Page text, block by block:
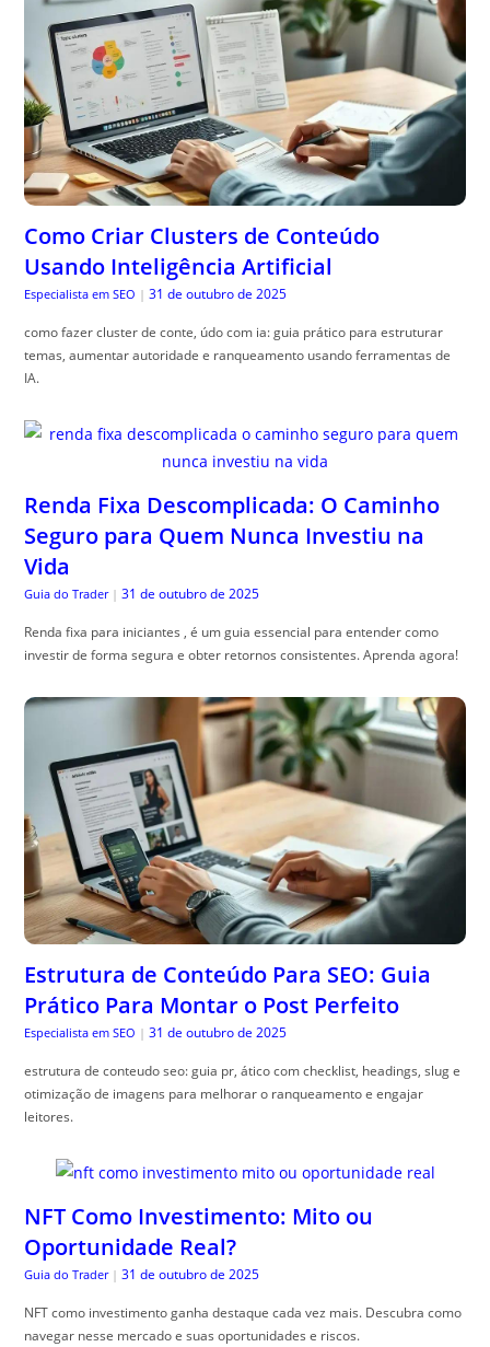
Como Criar Clusters de Conteúdo
Usando Inteligência Artificial
Especialista em SEO | 31 de outubro de 2025
como fazer cluster de conte, údo com ia: guia prático para estruturar
temas, aumentar autoridade e ranqueamento usando ferramentas de
IA.
Renda Fixa Descomplicada: O Caminho
Seguro para Quem Nunca Investiu na
Vida
Guia do Trader | 31 de outubro de 2025
Renda fixa para iniciantes , é um guia essencial para entender como
investir de forma segura e obter retornos consistentes. Aprenda agora!
Estrutura de Conteúdo Para SEO: Guia
Prático Para Montar o Post Perfeito
Especialista em SEO | 31 de outubro de 2025
estrutura de conteudo seo: guia pr, ático com checklist, headings, slug e
otimização de imagens para melhorar o ranqueamento e engajar
leitores.
NFT Como Investimento: Mito ou
Oportunidade Real?
Guia do Trader | 31 de outubro de 2025
NFT como investimento ganha destaque cada vez mais. Descubra como
navegar nesse mercado e suas oportunidades e riscos.